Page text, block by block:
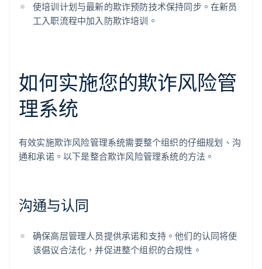
使培训计划与最新的欺诈预防技术保持同步。在新员
工入职流程中加入防欺诈培训。
如何实施您的欺诈风险管
理系统
有效实施欺诈风险管理系统需要整个组织的仔细规划、沟
通和承诺。以下是整合欺诈风险管理系统的方法。
沟通与认同
确保高层管理人员提供承诺和支持。他们的认同将使
该倡议合法化，并促进整个组织的合规性。